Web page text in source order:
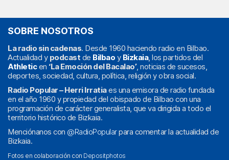
SOBRE NOSOTROS
La radio sin cadenas. Desde 1960 haciendo radio en Bilbao.
Actualidad y podcast de Bilbao y Bizkaia, los partidos del
Athleticen ‘La Emoción del Bacalao’, noticias de sucesos,
deportes, sociedad, cultura, política, religión y obra social.
Radio Popular – Herri Irratiaes una emisora de radio fundada
en el año 1960 y propiedad del obispado de Bilbao con una
programación de carácter generalista, que va dirigida a todo el
territorio histórico de Bizkaia.
Menciónanos con @RadioPopularpara comentar la actualidad de
Bizkaia.
Fotos en colaboración con Depositphotos